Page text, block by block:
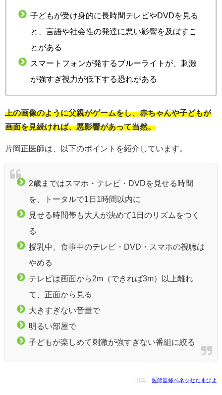
子どもが受け身的に長時間テレビやDVDを見る
と、言語や社会性の発達に悪い影響を及ぼすこ
とがある
スマートフォンが発するブルーライトが、刺激
が強すぎ視力が低下する恐れがある
上の画像のように父親がゲームをし、赤ちゃんや子どもが
画面を見続ければ、悪影響があって当然。
片岡正医師は、以下のポイントを紹介しています。
2歳まではスマホ・テレビ・DVDを見せる時間
を、トータルで1日1時間以内に
見せる時間帯も大人が決めて1日のリズムをつく
る
授乳中、食事中のテレビ・DVD・スマホの視聴は
やめる
テレビは画面から2m（できれば3m）以上離れ
て、正面から見る
大きすぎない音量で
明るい部屋で
子どもが楽しめて刺激が強すぎない番組に絞る
出典： 医師監修ベネッセたまひよ